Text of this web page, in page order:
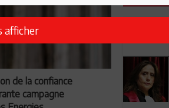
de la confiance
campagne
afficher